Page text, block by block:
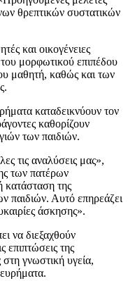
θρεπτικών συστατικών
και οικογένειες
μορφωτικού επιπέδου
μαθητή, καθώς και των
καταδεικνύουν τον
καθορίζουν
των παιδιών.
τις αναλύσεις μας»,
των πατέρων
κατάσταση της
παιδιών. Αυτό επηρεάζει
άσκησης».
να διεξαχθούν
επιπτώσεις της
γνωστική υγεία,